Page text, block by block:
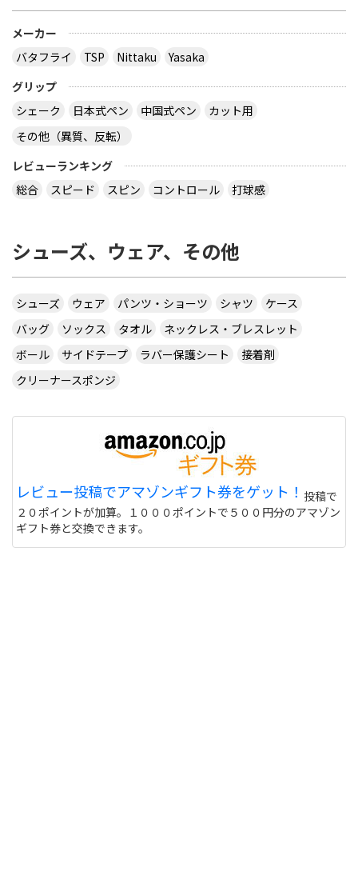
メーカー
バタフライ
TSP Nittaku
Yasaka
グリップ
シェーク
日本式ペン 中国式ペン
カット用
その他（異質、反転）
レビューランキング
総合
スピード スピン コントロール 打球感
シューズ、ウェア、その他
シューズ ウェア パンツ・ショーツ シャツ
ケース
バッグ
ソックス タオル
ネックレス・ブレスレット
ボール
サイドテープ ラバー保護シート
接着剤
クリーナースポンジ
レビュー投稿でアマゾンギフト券をゲット！ 投稿で
２０ポイントが加算。１０００ポイントで５００円分のアマゾン
ギフト券と交換できます。